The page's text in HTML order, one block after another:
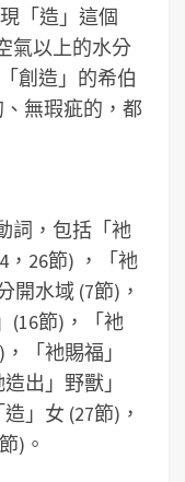
「造」這個
氣以上的水分
創造」的希伯
無瑕疵的，都
詞，包括「衪
，26節) ，「衪
開水域 (7節)，
(16節)，「衪
「衪賜福」
出」野獸」
」女 (27節)，
)。